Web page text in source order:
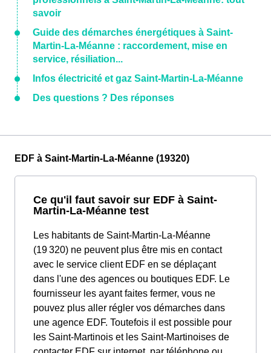
savoir
Guide des démarches énergétiques à Saint-
Martin-La-Méanne : raccordement, mise en
service, résiliation...
Infos électricité et gaz Saint-Martin-La-Méanne
Des questions ? Des réponses
EDF à Saint-Martin-La-Méanne (19320)
Ce qu'il faut savoir sur EDF à Saint-
Martin-La-Méanne test
Les habitants de Saint-Martin-La-Méanne
(19 320) ne peuvent plus être mis en contact
avec le service client EDF en se déplaçant
dans l'une des agences ou boutiques EDF. Le
fournisseur les ayant faites fermer, vous ne
pouvez plus aller régler vos démarches dans
une agence EDF. Toutefois il est possible pour
les Saint-Martinois et les Saint-Martinoises de